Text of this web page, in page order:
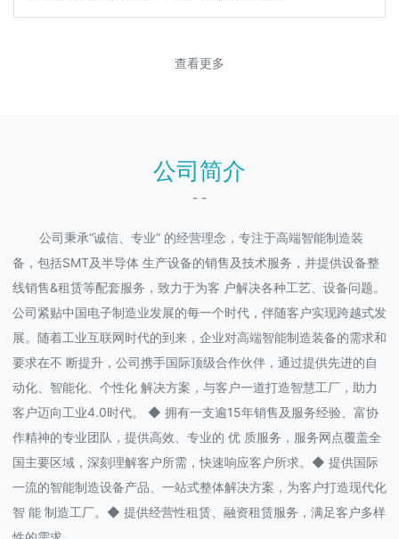
查看更多
公司简介
- -
公司秉承“诚信、专业” 的经营理念，专注于高端智能制造装
备，包括SMT及半导体 生产设备的销售及技术服务，并提供设备整
线销售&租赁等配套服务，致力于为客 户解决各种工艺、设备问题。
公司紧贴中国电子制造业发展的每一个时代，伴随客户实现跨越式发
展。随着工业互联网时代的到来，企业对高端智能制造装备的需求和
要求在不 断提升，公司携手国际顶级合作伙伴，通过提供先进的自
动化、智能化、个性化 解决方案，与客户一道打造智慧工厂，助力
客户迈向工业4.0时代。 ◆ 拥有一支逾15年销售及服务经验、富协
作精神的专业团队，提供高效、专业的 优 质服务，服务网点覆盖全
国主要区域，深刻理解客户所需，快速响应客户所求。◆ 提供国际
一流的智能制造设备产品、一站式整体解决方案，为客户打造现代化
智 能 制造工厂。◆ 提供经营性租赁、融资租赁服务，满足客户多样